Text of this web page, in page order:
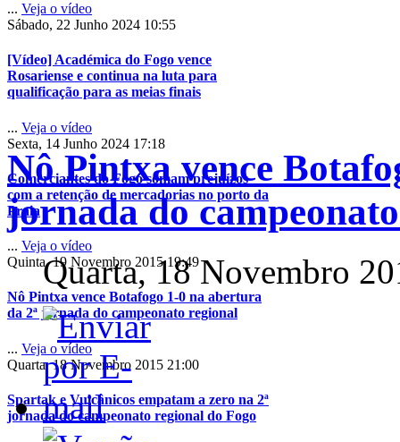
... Veja o vídeo
Sábado, 22 Junho 2024 10:55
[Vídeo] Académica do Fogo vence
Rosariense e continua na luta para
qualificação para as meias finais
... Veja o vídeo
Sexta, 14 Junho 2024 17:18
Comerciantes do Fogo somam prejuízos
com a retenção de mercadorias no porto da
Praia
... Veja o vídeo
Quinta, 19 Novembro 2015 19:49
Nô Pintxa vence Botafogo 1-0 na abertura
da 2ª jornada do campeonato regional
... Veja o vídeo
Quarta, 18 Novembro 2015 21:00
Spartak e Vulcânicos empatam a zero na 2ª
jornada do campeonato regional do Fogo
Nô Pintxa vence
jornada do
Quarta, 18 Novembro